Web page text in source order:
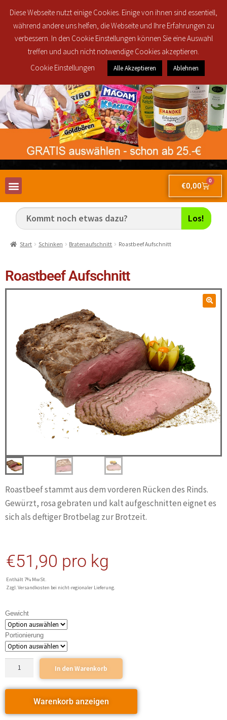
und 30916 ab 25€ brutto Bestellwert für nur 2,50€!
€0,00
0
Los!
Start Schinken Bratenaufschnitt Roastbeef Aufschnitt
Roastbeef Aufschnitt
Roastbeef stammt aus dem vorderen Rücken des Rinds.
Gewürzt, rosa gebraten und kalt aufgeschnitten eignet es
sich als deftiger Brotbelag zur Brotzeit.
€51,90 pro kg
Enthält 7% MwSt.
Zzgl. Versandkosten bei nicht-regionaler Lieferung.
Gewicht
Portionierung
In den Warenkorb
Warenkorb anzeigen
Diese Webseite nutzt einige Cookies. Einige von ihnen sind essentiell,
während andere uns helfen, die Webseite und Ihre Erfahrungen zu
verbessern. In den Cookie Einstellungen können Sie eine Auswahl
treffen und auch nicht notwendige Cookies akzeptieren.
Cookie Einstellungen
Alle Akzeptieren Ablehnen